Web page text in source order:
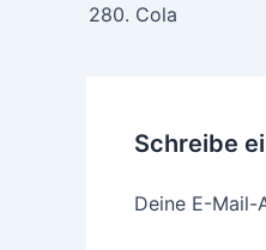
280. Cola
Schreibe
Deine E-